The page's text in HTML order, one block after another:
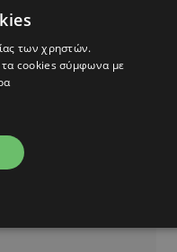
των χρηστών.
τα cookies σύμφωνα με